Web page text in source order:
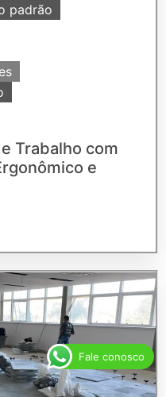
padrão
Trabalho com
e
Fale conosco